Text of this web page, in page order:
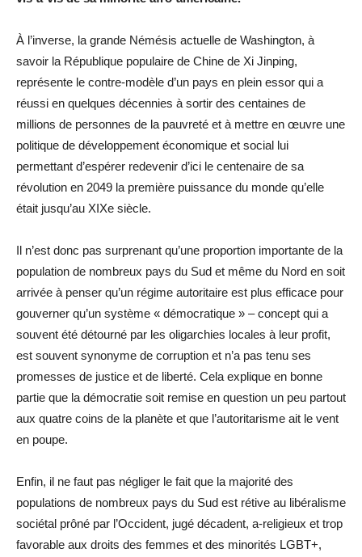
À l’inverse, la grande Némésis actuelle de Washington, à
savoir la République populaire de Chine de Xi Jinping,
représente le contre-modèle d’un pays en plein essor qui a
réussi en quelques décennies à sortir des centaines de
millions de personnes de la pauvreté et à mettre en œuvre une
politique de développement économique et social lui
permettant d’espérer redevenir d’ici le centenaire de sa
révolution en 2049 la première puissance du monde qu’elle
était jusqu’au XIXe siècle.
Il n’est donc pas surprenant qu’une proportion importante de la
population de nombreux pays du Sud et même du Nord en soit
arrivée à penser qu’un régime autoritaire est plus efficace pour
gouverner qu’un système « démocratique » – concept qui a
souvent été détourné par les oligarchies locales à leur profit,
est souvent synonyme de corruption et n’a pas tenu ses
promesses de justice et de liberté. Cela explique en bonne
partie que la démocratie soit remise en question un peu partout
aux quatre coins de la planète et que l’autoritarisme ait le vent
en poupe.
Enfin, il ne faut pas négliger le fait que la majorité des
populations de nombreux pays du Sud est rétive au libéralisme
sociétal prôné par l’Occident, jugé décadent, a-religieux et trop
favorable aux droits des femmes et des minorités LGBT+,